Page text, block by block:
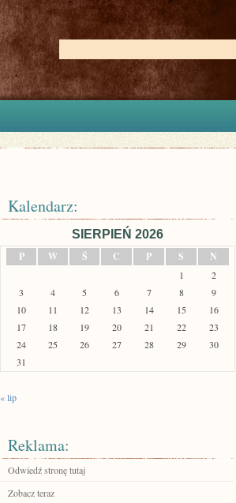
Kalendarz:
SIERPIEŃ 2026
P
W Ś C P S N
1
2
3
4 5 6 7 8
9
10
11 12 13 14 15
16
17
18 19 20 21 22
23
24
25 26 27 28 29
30
31
« lip
Reklama:
Odwiedź stronę tutaj
Zobacz teraz